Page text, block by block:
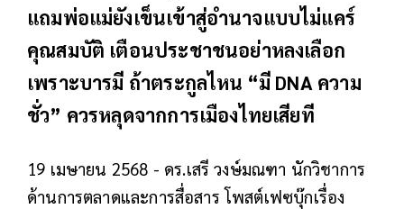
แถมพ่อแม่ยังเข็นเข้าสู่อำนาจแบบไม่แคร์
คุณสมบัติ เตือนประชาชนอย่าหลงเลือก
เพราะบารมี ถ้าตระกูลไหน “มี DNA ความ
ชั่ว” ควรหลุดจากการเมืองไทยเสียที
19 เมษายน 2568 - ดร.เสรี วงษ์มณฑา นักวิชาการ
ด้านการตลาดและการสื่อสาร โพสต์เฟซบุ๊กเรื่อง